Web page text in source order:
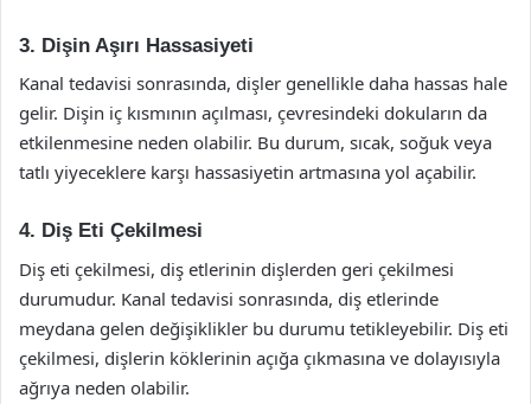
3. Dişin Aşırı Hassasiyeti
Kanal tedavisi sonrasında, dişler genellikle daha hassas hale
gelir. Dişin iç kısmının açılması, çevresindeki dokuların da
etkilenmesine neden olabilir. Bu durum, sıcak, soğuk veya
tatlı yiyeceklere karşı hassasiyetin artmasına yol açabilir.
4. Diş Eti Çekilmesi
Diş eti çekilmesi, diş etlerinin dişlerden geri çekilmesi
durumudur. Kanal tedavisi sonrasında, diş etlerinde
meydana gelen değişiklikler bu durumu tetikleyebilir. Diş eti
çekilmesi, dişlerin köklerinin açığa çıkmasına ve dolayısıyla
ağrıya neden olabilir.